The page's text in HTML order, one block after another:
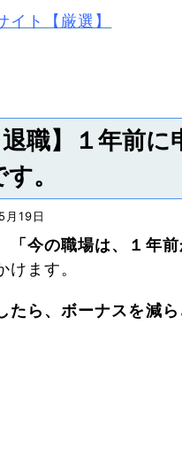
ト【厳選】
退職】１年前
。
19日
「今の職場は、１年
けます。
たら、ボーナスを減ら